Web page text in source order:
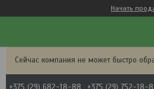
Начать
Сейчас компания не может быстро